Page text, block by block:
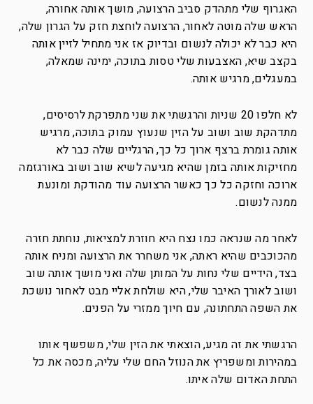
האגרוף שלי מתהדק סביב הרצועה, מושך אותה אחורה,
הראש שלה מוטה לאחור, הרצועה לוחצת חזק על הגרון שלה,
היא כבר לא יכולה לנשום ובדיוק אז אני מתחיל לזיין אותה
בקצב שיא, האצבעות שלי טסות בתוכה, ימינה שמאלה,
במעגלים, מרגיש אותה.
לא חלפו 20 שניות והרגשתי את שני מתפרקת לרסיסים,
מתדהקת שוב ושוב על הזין שנעוץ עמוק בתוכה, מרגיש
אותה גומרת ברצף ארוך כל כך, הרגליים שלה כבר לא
מחזיקות אותה בזמן שהיא מגיעה לשיא שוב ושוב באורגזמה
ארוכה וחזקה כל כך כאשר הרצועה עוד מהודקת ומונעת
ממנה לנשום.
לאחר מה שנראה כמו נצח היא חוזרת למציאות, נוחתת חזרה
מהכוכבים שהיא ראתה, אני משחרר את הרצועה ומניח אותה
בצד, הידיים שלי נחות על המותן שלה ואני מושך אותה שוב
ושוב לאורך האיבר שלי, היא שולחת אליי מבט לאחור נושכת
את השפה התחתונה, עם חיוך ממזרי על הפנים.
הרגשתי את זה מגיע, הוצאתי את הזין שלי, משפשף אותו
במהירות ומשפריץ את הנוזל החם שלי עליה, מכסה את כל
התחת האדום שלה איתו.